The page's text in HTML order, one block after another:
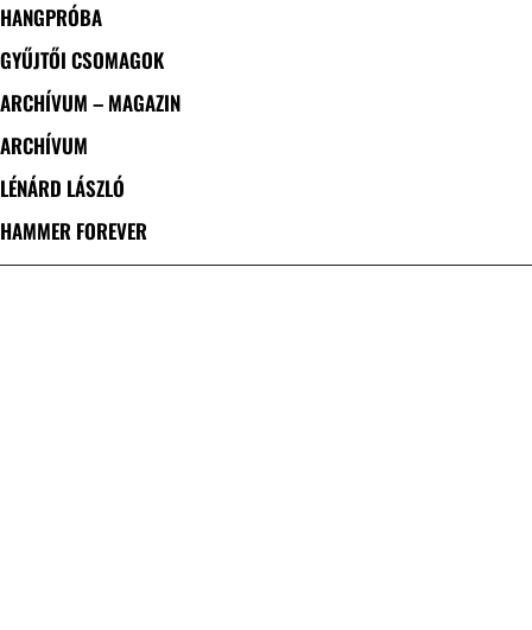
HANGPRÓBA
GYŰJTŐI CSOMAGOK
ARCHÍVUM – MAGAZIN
ARCHÍVUM
LÉNÁRD LÁSZLÓ
HAMMER FOREVER